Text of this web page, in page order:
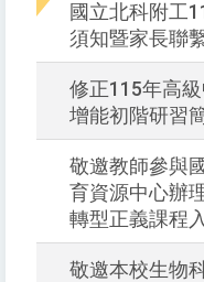
國立北科附工
須知暨家長聯
修正115年高
增能初階研習
敬邀教師參與
育資源中心辦
轉型正義課程
敬邀本校生物